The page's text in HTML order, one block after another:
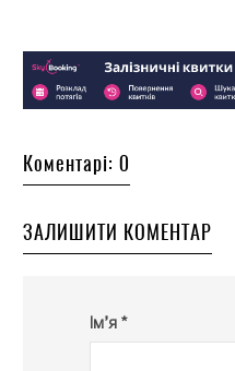
Коментарі: 0
ЗАЛИШИТИ КОМЕНТАР
Ім’я *